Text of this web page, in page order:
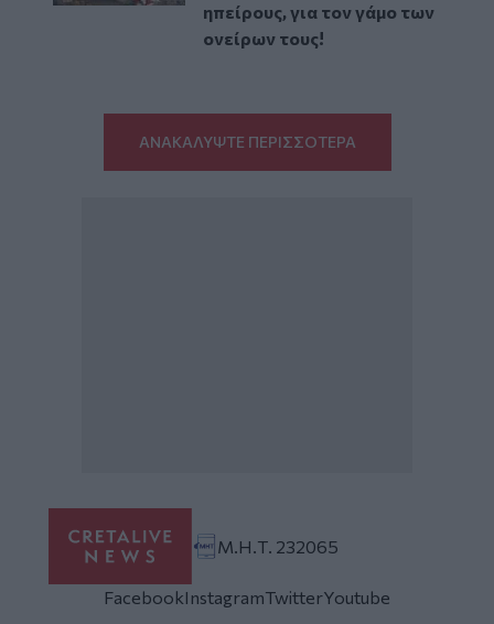
ηπείρους, για τον γάμο των
ονείρων τους!
ΑΝΑΚΑΛΥΨΤΕ ΠΕΡΙΣΣΟΤΕΡΑ
Μ.Η.Τ. 232065
FacebookInstagramTwitterYoutube